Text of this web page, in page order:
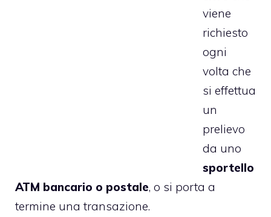
viene
richiesto
ogni
volta che
si effettua
un
prelievo
da uno
sportello
ATM bancario o postale, o si porta a
termine una transazione.